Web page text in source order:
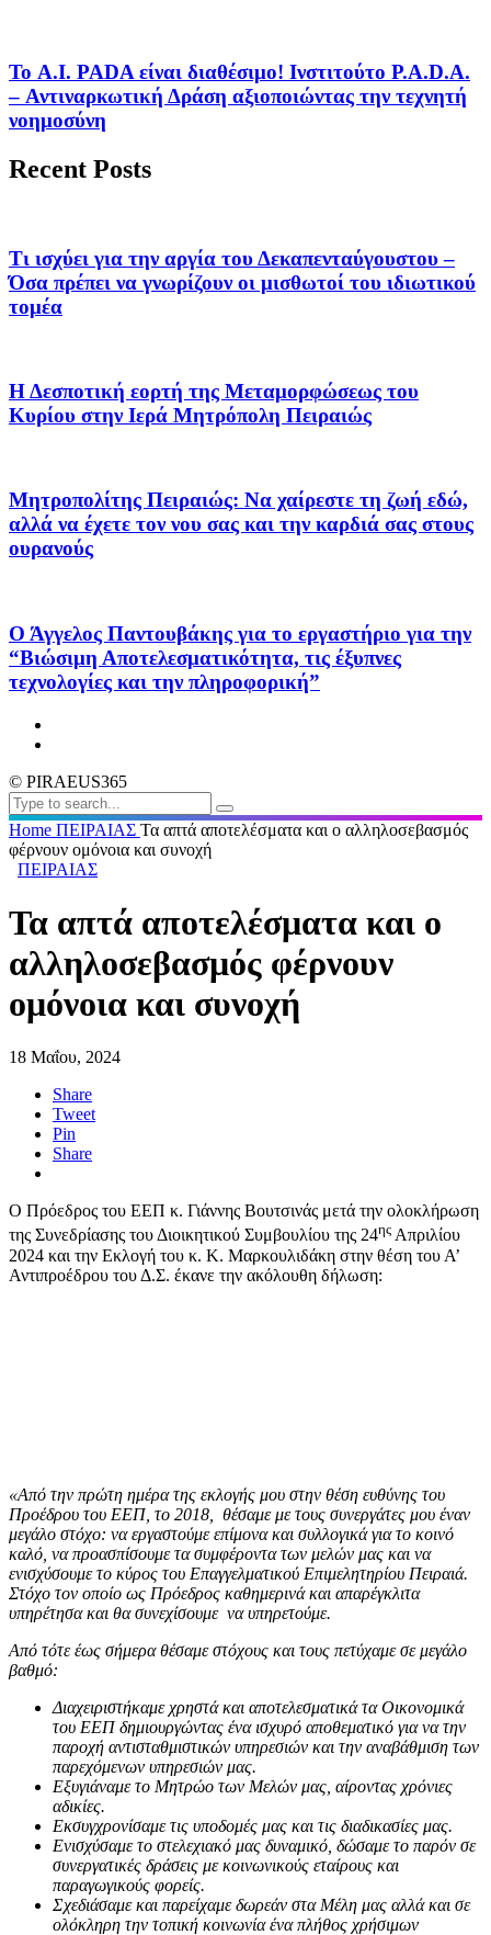
Το A.I. PADA είναι διαθέσιμο! Ινστιτούτο P.A.D.A.
– Αντιναρκωτική Δράση αξιοποιώντας την τεχνητή
νοημοσύνη
Recent Posts
Τι ισχύει για την αργία του Δεκαπενταύγουστου –
Όσα πρέπει να γνωρίζουν οι μισθωτοί του ιδιωτικού
τομέα
Η Δεσποτική εορτή της Μεταμορφώσεως του
Κυρίου στην Ιερά Μητρόπολη Πειραιώς
Μητροπολίτης Πειραιώς: Να χαίρεστε τη ζωή εδώ,
αλλά να έχετε τον νου σας και την καρδιά σας στους
ουρανούς
Ο Άγγελος Παντουβάκης για το εργαστήριο για την
“Βιώσιμη Αποτελεσματικότητα, τις έξυπνες
τεχνολογίες και την πληροφορική”
© PIRAEUS365
Home ΠΕΙΡΑΙΑΣ Τα απτά αποτελέσματα και ο αλληλοσεβασμός
φέρνουν ομόνοια και συνοχή
ΠΕΙΡΑΙΑΣ
Τα απτά αποτελέσματα και ο
αλληλοσεβασμός φέρνουν
ομόνοια και συνοχή
18 Μαΐου, 2024
Share
Tweet
Pin
Share
Ο Πρόεδρος του ΕΕΠ κ. Γιάννης Βουτσινάς μετά την ολοκλήρωση
της Συνεδρίασης του Διοικητικού Συμβουλίου της 24ης Απριλίου
2024 και την Εκλογή του κ. Κ. Μαρκουλιδάκη στην θέση του Α’
Αντιπροέδρου του Δ.Σ. έκανε την ακόλουθη δήλωση:
«Από την πρώτη ημέρα της εκλογής μου στην θέση ευθύνης του
Προέδρου του ΕΕΠ, το 2018, θέσαμε με τους συνεργάτες μου έναν
μεγάλο στόχο: να εργαστούμε επίμονα και συλλογικά για το κοινό
καλό, να προασπίσουμε τα συμφέροντα των μελών μας και να
ενισχύσουμε το κύρος του Επαγγελματικού Επιμελητηρίου Πειραιά.
Στόχο τον οποίο ως Πρόεδρος καθημερινά και απαρέγκλιτα
υπηρέτησα και θα συνεχίσουμε να υπηρετούμε.
Από τότε έως σήμερα θέσαμε στόχους και τους πετύχαμε σε μεγάλο
βαθμό:
Διαχειριστήκαμε χρηστά και αποτελεσματικά τα Οικονομικά
του ΕΕΠ δημιουργώντας ένα ισχυρό αποθεματικό για να την
παροχή αντισταθμιστικών υπηρεσιών και την αναβάθμιση των
παρεχόμενων υπηρεσιών μας.
Εξυγιάναμε το Μητρώο των Μελών μας, αίροντας χρόνιες
αδικίες.
Εκσυγχρονίσαμε τις υποδομές μας και τις διαδικασίες μας.
Ενισχύσαμε το στελεχιακό μας δυναμικό, δώσαμε το παρόν σε
συνεργατικές δράσεις με κοινωνικούς εταίρους και
παραγωγικούς φορείς.
Σχεδιάσαμε και παρείχαμε δωρεάν στα Μέλη μας αλλά και σε
ολόκληρη την τοπική κοινωνία ένα πλήθος χρήσιμων